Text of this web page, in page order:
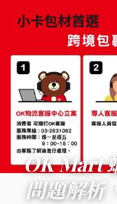
小卡包材首選
OK Mart
問題解析